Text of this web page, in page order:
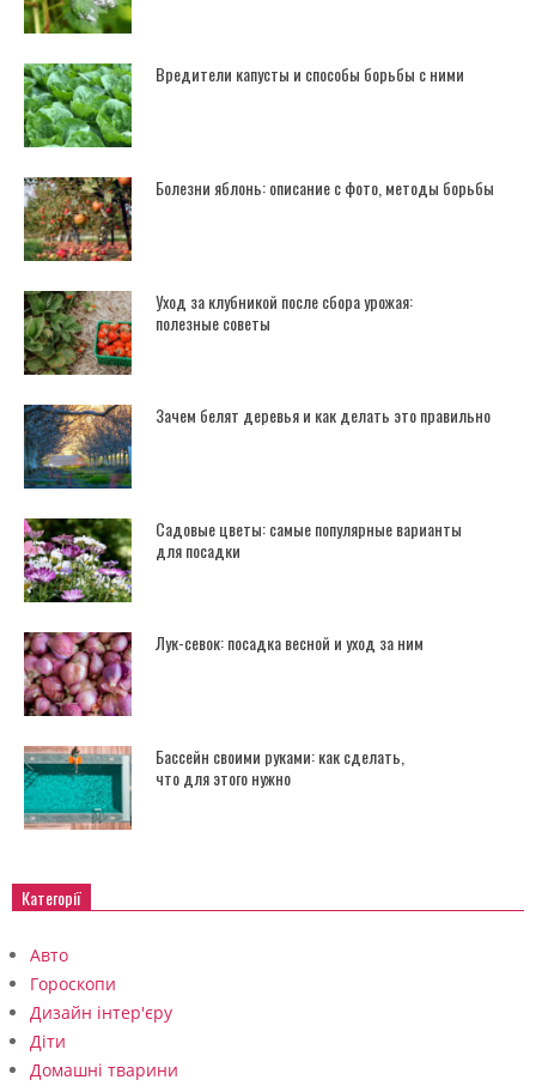
Вредители капусты и способы борьбы с ними
Болезни яблонь: описание с фото, методы борьбы
Уход за клубникой после сбора урожая:
полезные советы
Зачем белят деревья и как делать это правильно
Садовые цветы: самые популярные варианты
для посадки
Лук-севок: посадка весной и уход за ним
Бассейн своими руками: как сделать,
что для этого нужно
Категорії
Авто
Гороскопи
Дизайн інтер'єру
Діти
Домашні тварини